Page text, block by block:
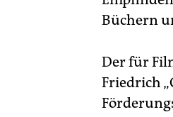
Büchern
Der für
Friedrich